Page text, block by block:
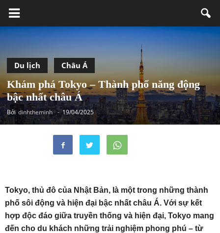
Du lịch Châu Á
Khám phá Tokyo – Thành phố năng động
bậc nhất châu Á
Bởi dinhtheminh - 19/04/2025
Tokyo, thủ đô của Nhật Bản, là một trong những thành
phố sôi động và hiện đại bậc nhất châu Á. Với sự kết
hợp độc đáo giữa truyền thống và hiện đại, Tokyo mang
đến cho du khách những trải nghiệm phong phú – từ